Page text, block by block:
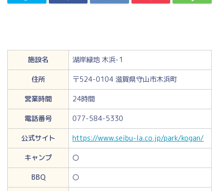
施設名
湖岸緑地 木浜-1
住所
〒524-0104 滋賀県守山市木浜町
営業時間
24時間
電話番号
077-584-5330
公式サイト
https://www.seibu-la.co.jp/park/kogan/
キャンプ
〇
BBQ
〇